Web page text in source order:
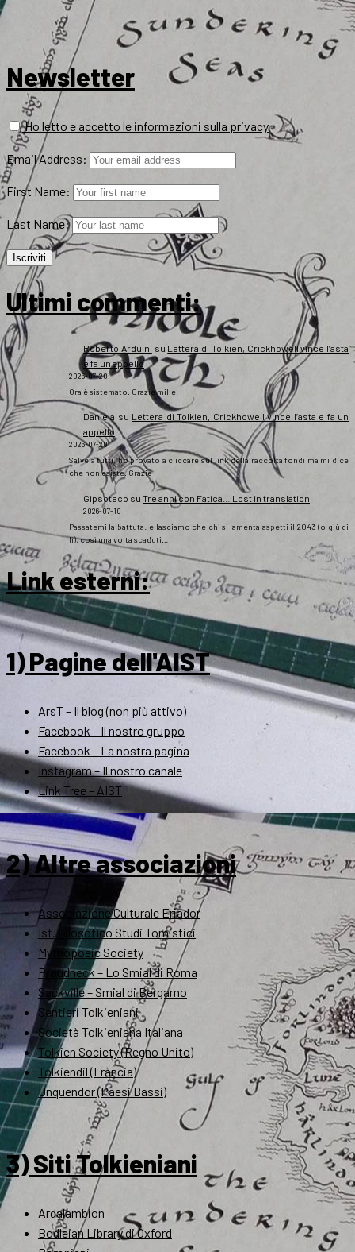
Newsletter
Ho letto e accetto le informazioni sulla privacy
Email Address:
First Name:
Last Name:
Ultimi commenti:
Roberto Arduini su Lettera di Tolkien, Crickhowell vince l’asta
e fa un appello
2026-07-20
Ora è sistemato. Grazie mille!
Daniela su Lettera di Tolkien, Crickhowell vince l’asta e fa un
appello
2026-07-20
Salve a tutti, ho provato a cliccare sul link della raccolta fondi ma mi dice
che non esiste. Grazie
Gipsoteco su Tre anni con Fatica… Lost in translation
2026-07-10
Passatemi la battuta: e lasciamo che chi si lamenta aspetti il 2043 (o giù di
lì), così una volta scaduti…
Link esterni:
1) Pagine dell'AIST
ArsT – Il blog (non più attivo)
Facebook – Il nostro gruppo
Facebook – La nostra pagina
Instagram – Il nostro canale
Link Tree – AIST
2) Altre associazioni
Associazione Culturale Eriador
Ist. Filosofico Studi Tomistici
Mythopoeic Society
Proudneck – Lo Smial di Roma
Sackville – Smial di Bergamo
Sentieri Tolkieniani
Società Tolkieniana Italiana
Tolkien Society (Regno Unito)
Tolkiendil (Francia)
Unquendor (Paesi Bassi)
3) Siti Tolkieniani
Ardalambion
Bodleian Library di Oxford